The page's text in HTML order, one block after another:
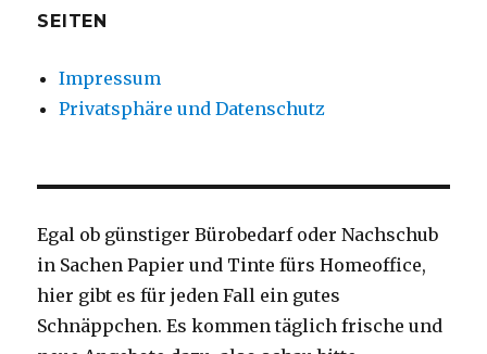
SEITEN
Impressum
Privatsphäre und Datenschutz
Egal ob günstiger Bürobedarf oder Nachschub
in Sachen Papier und Tinte fürs Homeoffice,
hier gibt es für jeden Fall ein gutes
Schnäppchen. Es kommen täglich frische und